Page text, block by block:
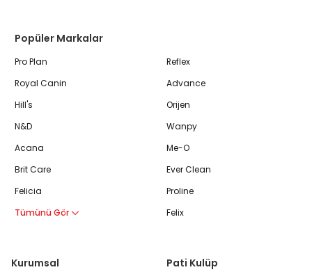
Popüler Markalar
Pro Plan
Royal Canin
Hill's
N&D
Acana
Brit Care
Felicia
Tümünü Gör
Reflex
Advance
Orijen
Wanpy
Me-O
Ever Clean
Proline
Felix
Kurumsal Pati Kulüp